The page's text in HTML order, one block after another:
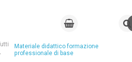
Materiale didattico formazione
professionale di base